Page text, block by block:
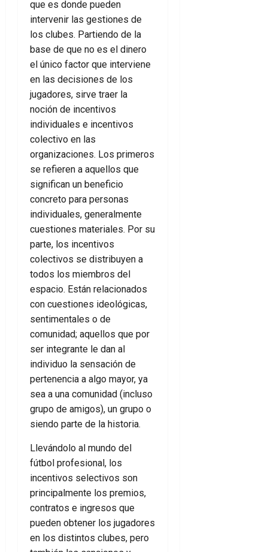
que es donde pueden
intervenir las gestiones de
los clubes. Partiendo de la
base de que no es el dinero
el único factor que interviene
en las decisiones de los
jugadores, sirve traer la
noción de incentivos
individuales e incentivos
colectivo en las
organizaciones. Los primeros
se refieren a aquellos que
significan un beneficio
concreto para personas
individuales, generalmente
cuestiones materiales. Por su
parte, los incentivos
colectivos se distribuyen a
todos los miembros del
espacio. Están relacionados
con cuestiones ideológicas,
sentimentales o de
comunidad; aquellos que por
ser integrante le dan al
individuo la sensación de
pertenencia a algo mayor, ya
sea a una comunidad (incluso
grupo de amigos), un grupo o
siendo parte de la historia.
Llevándolo al mundo del
fútbol profesional, los
incentivos selectivos son
principalmente los premios,
contratos e ingresos que
pueden obtener los jugadores
en los distintos clubes, pero